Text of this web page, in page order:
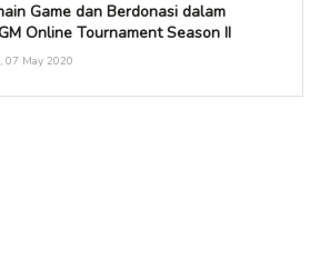
Game dan Berdonasi dalam
Online Tournament Season II
07 May 2020